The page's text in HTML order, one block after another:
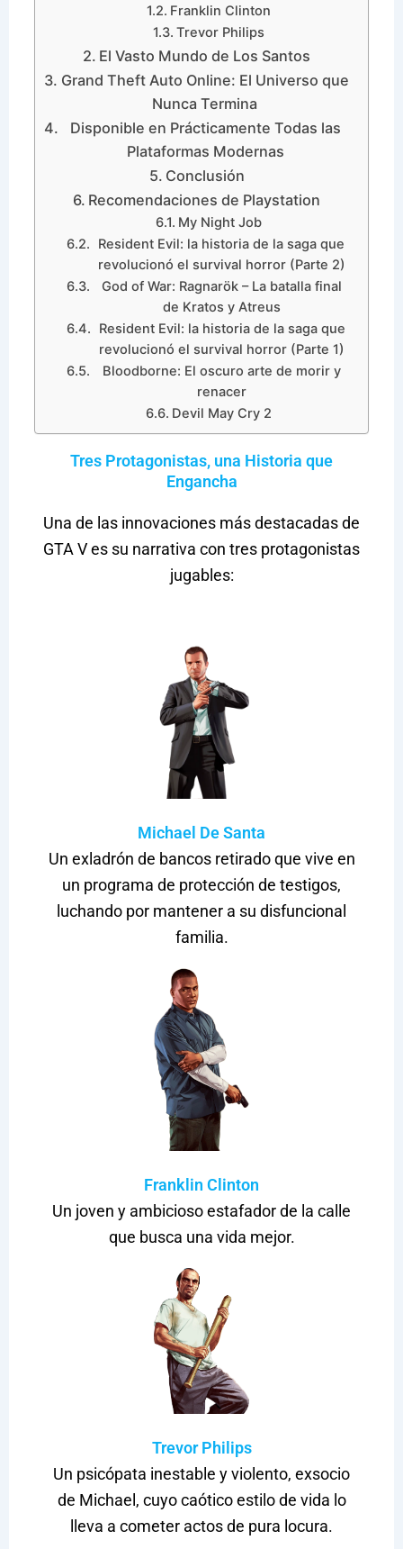
Franklin Clinton
Trevor Philips
El Vasto Mundo de Los Santos
Grand Theft Auto Online: El Universo que
Nunca Termina
Disponible en Prácticamente Todas las
Plataformas Modernas
Conclusión
Recomendaciones de Playstation
My Night Job
Resident Evil: la historia de la saga que
revolucionó el survival horror (Parte 2)
God of War: Ragnarök – La batalla final
de Kratos y Atreus
Resident Evil: la historia de la saga que
revolucionó el survival horror (Parte 1)
Bloodborne: El oscuro arte de morir y
renacer
Devil May Cry 2
Tres Protagonistas, una Historia que
Engancha
Una de las innovaciones más destacadas de
GTA V es su narrativa con tres protagonistas
jugables:
Michael De Santa
Un exladrón de bancos retirado que vive en
un programa de protección de testigos,
luchando por mantener a su disfuncional
familia.
Franklin Clinton
Un joven y ambicioso estafador de la calle
que busca una vida mejor.
Trevor Philips
Un psicópata inestable y violento, exsocio
de Michael, cuyo caótico estilo de vida lo
lleva a cometer actos de pura locura.